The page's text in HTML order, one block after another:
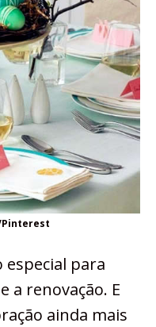
Pinterest
especial para
a renovação. E
ainda mais